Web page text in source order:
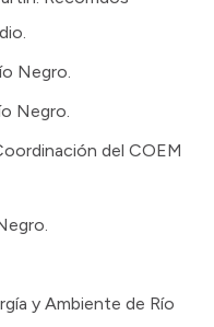
Negro.
Negro.
del COEM
y Ambiente de Río